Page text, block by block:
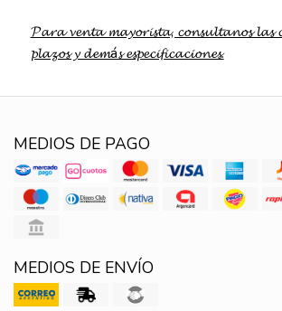
𝓟𝓪𝓻𝓪 𝓿𝓮𝓷𝓽𝓪 𝓶𝓪𝔂𝓸𝓻𝓲𝓼𝓽𝓪, 𝓬𝓸𝓷𝓼𝓾𝓵𝓽𝓪𝓷𝓸𝓼 𝓵𝓪𝓼
𝓹𝓵𝓪𝔃𝓸𝓼 𝔂 𝓭𝓮𝓶á𝓼 𝓮𝓼𝓹𝓮𝓬𝓲𝓯𝓲𝓬𝓪𝓬𝓲𝓸𝓷𝓮𝓼.
MEDIOS DE PAGO
MEDIOS DE ENVÍO